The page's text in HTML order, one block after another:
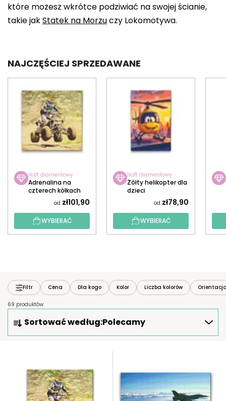
które możesz wkrótce podziwiać na swojej ścianie,
takie jakStatek na Morzuczy Lokomotywa.
NAJCZĘŚCIEJ SPRZEDAWANE
Haft diamentowy
Adrenalina na
czterech kółkach
od zł101,90
WYBIERAĆ
Haft diamentowy
Żółty helikopter dla
dzieci
od zł78,90
WYBIERAĆ
Filtr Cena Dla kogo Kolor Liczba kolorów
69 produktów
O
R
Sortować według:Polecamy